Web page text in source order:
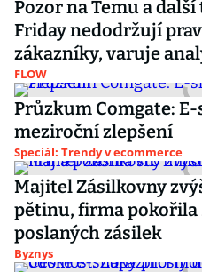
Pozor na Temu a
Friday nedodržují
zákazníky, varuje
FLOW
Průzkum Comgate:
meziroční zlepšení
Speciál: Trendy v ecommerce
Majitel Zásilkovny
pětinu, firma
poslaných zásilek
Byznys